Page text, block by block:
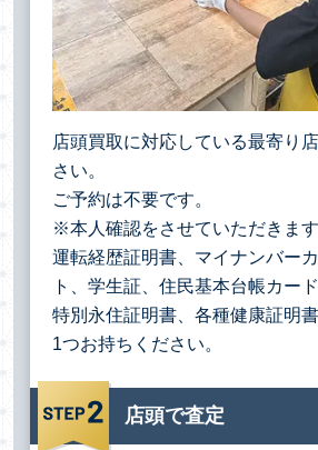
店頭買取に対応している最寄り
さい。
ご予約は不要です。
※本人確認をさせていただきます
運転経歴証明書、マイナンバー
ト、学生証、住民基本台帳カー
特別永住証明書、各種健康証明
1つお持ちください。
店頭で査定